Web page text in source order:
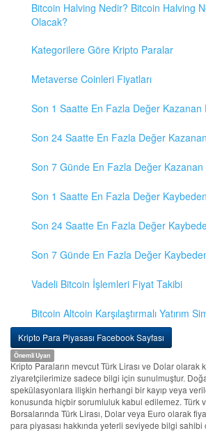
Bitcoin Halving Nedir? Bitcoin Halving
Olacak?
Kategorilere Göre Kripto Paralar
Metaverse Coinleri Fiyatları
Son 1 Saatte En Fazla Değer Kazanan
Son 24 Saatte En Fazla Değer
Son 7 Günde En Fazla Değer
Son 1 Saatte En Fazla Değer
Son 24 Saatte En Fazla Değer
Son 7 Günde En Fazla Değer
Vadeli Bitcoin İşlemleri Fiyat Takibi
Bitcoin Altcoin Karşılaştırmalı Yatırım
Kripto Para Piyasası Facebook Sayfası
Önemli Uyarı
Kripto Paraların mevcut Türk Lirası ve Dolar olarak
ziyaretçilerimize sadece bilgi için sunulmuştur.
spekülasyonlara ilişkin herhangi bir kayıp veya
konusunda hiçbir sorumluluk kabul edilemez. Türk
Borsalarında Türk Lirası, Dolar veya Euro olarak
para piyasası hakkında yeterli seviyede bilgi